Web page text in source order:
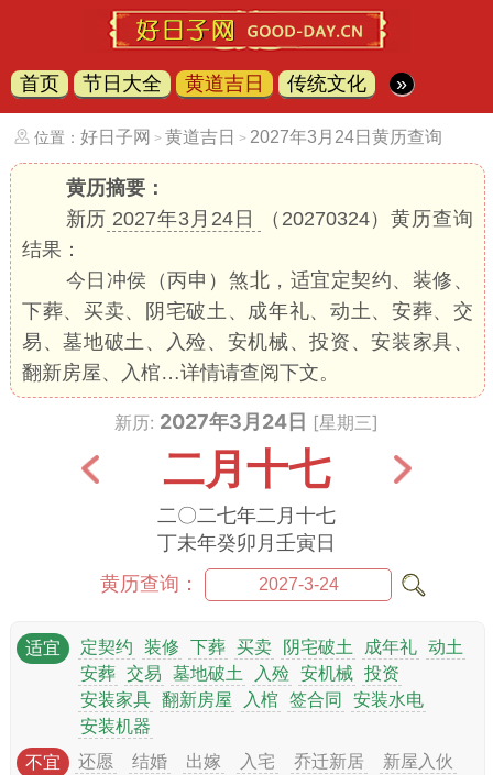
首页 节日大全 黄道吉日 传统文化 »
位置： 好日子网 > 黄道吉日 > 2027年3月24日黄历查询
黄历摘要：
新历 2027年3月24日
（20270324）黄历查询
结果：
今日冲侯（丙申）煞北，适宜定契约、装修、
下葬、买卖、阴宅破土、成年礼、动土、安葬、交
易、墓地破土、入殓、安机械、投资、安装家具、
翻新房屋、入棺…详情请查阅下文。
新历: 2027年3月24日 [星期三]
二月十七
二〇二七年二月十七
丁未年癸卯月壬寅日
黄历查询：
适宜 定契约 装修 下葬 买卖 阴宅破土 成年礼 动土
安葬 交易 墓地破土 入殓 安机械 投资
安装家具 翻新房屋 入棺 签合同 安装水电
安装机器
不宜 还愿 结婚 出嫁 入宅 乔迁新居
新屋入伙